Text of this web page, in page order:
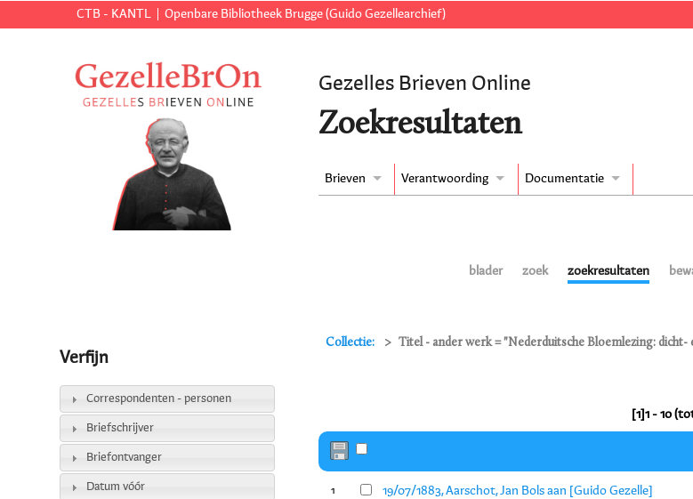
CTB - KANTL Openbare Bibliotheek Brugge (Guido Gezellearchief)
Gezelles Brieven Online
Zoekresultaten
Brieven Verantwoording Documentatie
blader zoek zoekresultaten
Collectie: Titel - ander werk = "Nederduitsche Bloemlezing: dicht-
[1]1 - 10
1 19/07/1883, Aarschot, Jan Bols aan [Guido Gezelle]
Verfijn
Correspondenten - personen
Briefschrijver
Briefontvanger
Datum vóór